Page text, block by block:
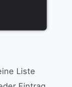
Liste